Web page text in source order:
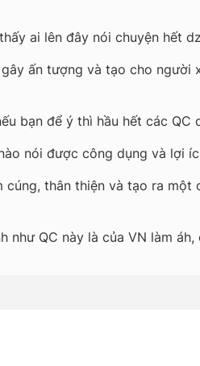
ai lên đây nói chuyện hết
ấn tượng và tạo cho
bạn để ý thì hầu hết các
nói được công dụng và lợi
thân thiện và tạo ra
như QC này là của VN làm